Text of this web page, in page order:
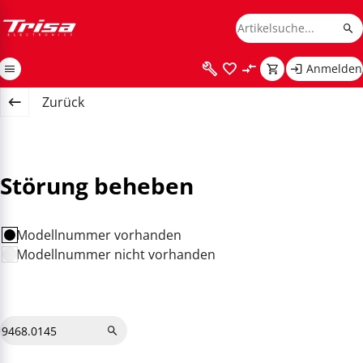
Anmelden
Zurück
Störung beheben
Modellnummer vorhanden
Modellnummer nicht vorhanden